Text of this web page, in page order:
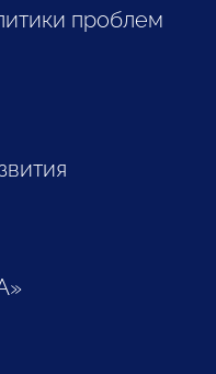
проблем